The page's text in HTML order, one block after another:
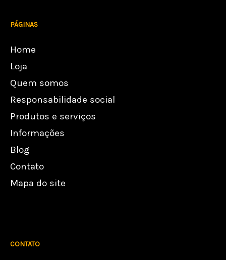
PÁGINAS
Home
Loja
Quem somos
Responsabilidade social
Produtos e serviços
Informações
Blog
Contato
Mapa do site
CONTATO